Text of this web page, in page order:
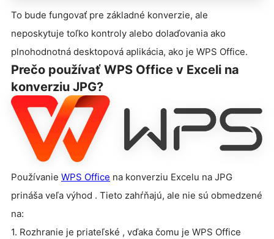
To bude fungovať pre základné konverzie, ale
neposkytuje toľko kontroly alebo dolaďovania ako
plnohodnotná desktopová aplikácia, ako je WPS Office.
Prečo používať WPS Office v Exceli na
konverziu JPG?
Používanie WPS Office na konverziu Excelu na JPG
prináša veľa výhod . Tieto zahŕňajú, ale nie sú obmedzené
na:
1. Rozhranie je priateľské , vďaka čomu je WPS Office